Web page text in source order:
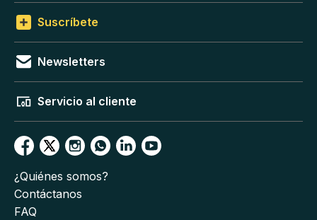
Suscríbete
Newsletters
Servicio al cliente
¿Quiénes somos?
Contáctanos
FAQ